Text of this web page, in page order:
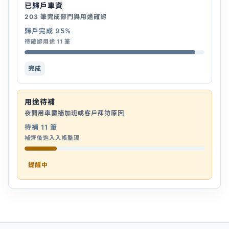
已歸戶車資
203 筆完成部門與用途確認
歸戶完成 95%
待確認用途 11 筆
完成
用途待補
夜間用車需補加班或客戶拜訪原因
待補 11 筆
補齊後進入入帳整理
提醒中